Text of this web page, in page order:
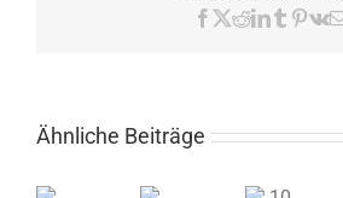
Facebook
X Reddit
LinkedIn
Tumblr
Ähnliche Beiträge